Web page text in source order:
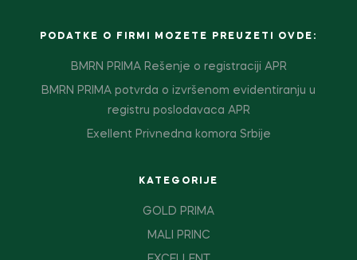
PODATKE O FIRMI MOZETE PREUZETI OVDE:
BMRN PRIMA Rešenje o registraciji APR
BMRN PRIMA potvrda o izvršenom evidentiranju u
registru poslodavaca APR
Exellent Privnedna komora Srbije
KATEGORIJE
GOLD PRIMA
MALI PRINC